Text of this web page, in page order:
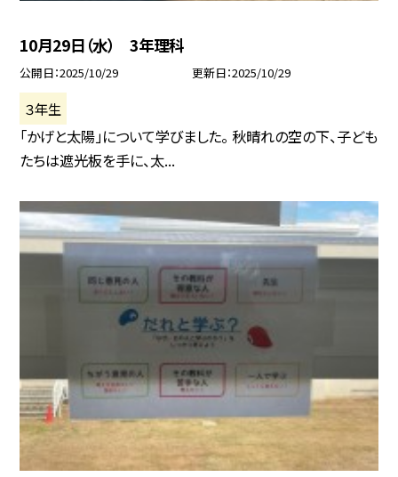
10月29日（水） 3年理科
公開日 2025/10/29 更新日 2025/10/29
３年生
「かげと太陽」について学びました。 秋晴れの空の下、子ども
たちは遮光板を手に、太...